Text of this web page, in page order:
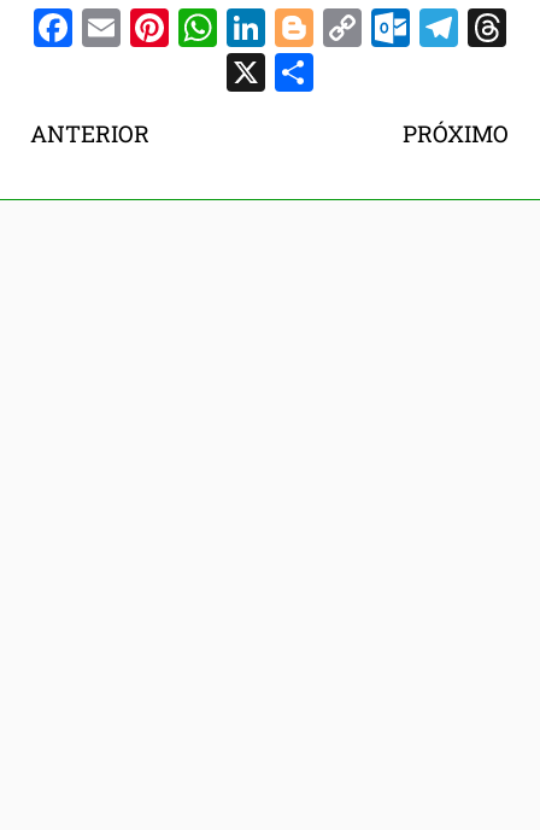
Facebook
EmailPinterest
WhatsApp
LinkedIn
Blogger
Copy
X
ANTERIOR PRÓXIMO